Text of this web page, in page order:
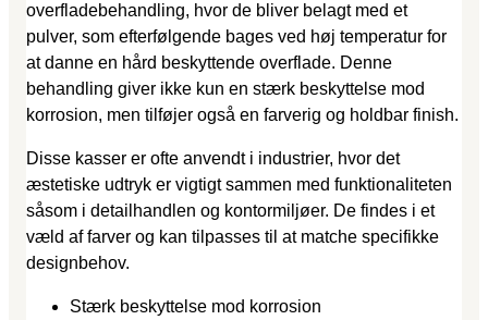
overfladebehandling, hvor de bliver belagt med et
pulver, som efterfølgende bages ved høj temperatur for
at danne en hård beskyttende overflade. Denne
behandling giver ikke kun en stærk beskyttelse mod
korrosion, men tilføjer også en farverig og holdbar finish.
Disse kasser er ofte anvendt i industrier, hvor det
æstetiske udtryk er vigtigt sammen med funktionaliteten
såsom i detailhandlen og kontormiljøer. De findes i et
væld af farver og kan tilpasses til at matche specifikke
designbehov.
Stærk beskyttelse mod korrosion